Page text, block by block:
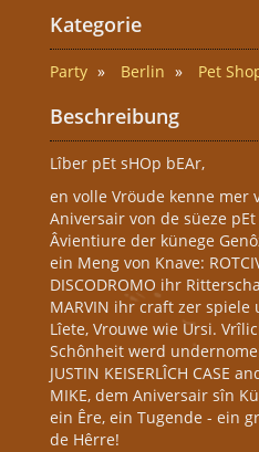
Kategorie
Party Berlin Pet
Beschreibung
Lîber pEt sHOp bEAr,
en volle Vröude kenne mer
Aniversair von de süeze pEt
Âvientiure der künege
ein Meng von Knave:
DISCODROMO ihr
MARVIN ihr craft zer
Lîete, Vrouwe wie Ursi.
Schônheit werd
JUSTIN KEISERLÎCH CASE
MIKE, dem Aniversair sîn
ein Êre, ein Tugende - ein
de Hêrre!